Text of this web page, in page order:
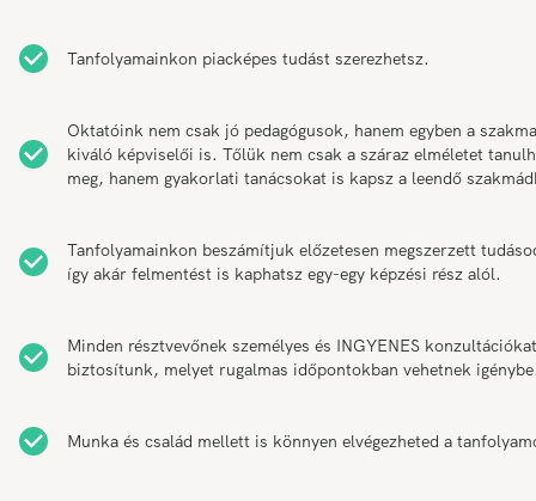
Tanfolyamainkon piacképes tudást szerezhetsz.
Oktatóink nem csak jó pedagógusok, hanem egyben a szakma
kiváló képviselői is. Tőlük nem csak a száraz elméletet
meg, hanem gyakorlati tanácsokat is kapsz a leendő
Tanfolyamainkon beszámítjuk előzetesen megszerzett
így akár felmentést is kaphatsz egy-egy képzési rész alól.
Minden résztvevőnek személyes és INGYENES konzultációkat
biztosítunk, melyet rugalmas időpontokban vehetnek
Munka és család mellett is könnyen elvégezheted a